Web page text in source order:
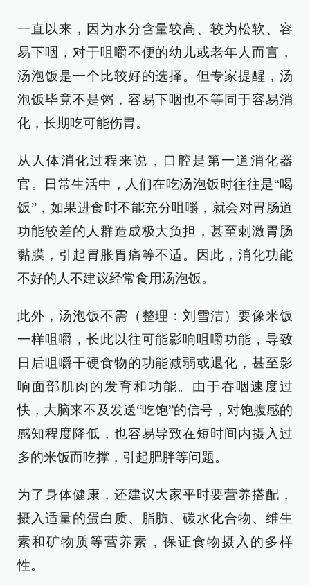
一直以来，因为水分含量较高、较为松软、容
易下咽，对于咀嚼不便的幼儿或老年人而言，
汤泡饭是一个比较好的选择。但专家提醒，汤
泡饭毕竟不是粥，容易下咽也不等同于容易消
化，长期吃可能伤胃。
从人体消化过程来说，口腔是第一道消化器
官。日常生活中，人们在吃汤泡饭时往往是“喝
饭”，如果进食时不能充分咀嚼，就会对胃肠道
功能较差的人群造成极大负担，甚至刺激胃肠
黏膜，引起胃胀胃痛等不适。因此，消化功能
不好的人不建议经常食用汤泡饭。
此外，汤泡饭不需 （整理：刘雪洁）要像米饭
一样咀嚼，长此以往可能影响咀嚼功能，导致
日后咀嚼干硬食物的功能减弱或退化，甚至影
响面部肌肉的发育和功能。由于吞咽速度过
快，大脑来不及发送“吃饱”的信号，对饱腹感的
感知程度降低，也容易导致在短时间内摄入过
多的米饭而吃撑，引起肥胖等问题。
为了身体健康，还建议大家平时要营养搭配，
摄入适量的蛋白质、脂肪、碳水化合物、维生
素和矿物质等营养素，保证食物摄入的多样
性。